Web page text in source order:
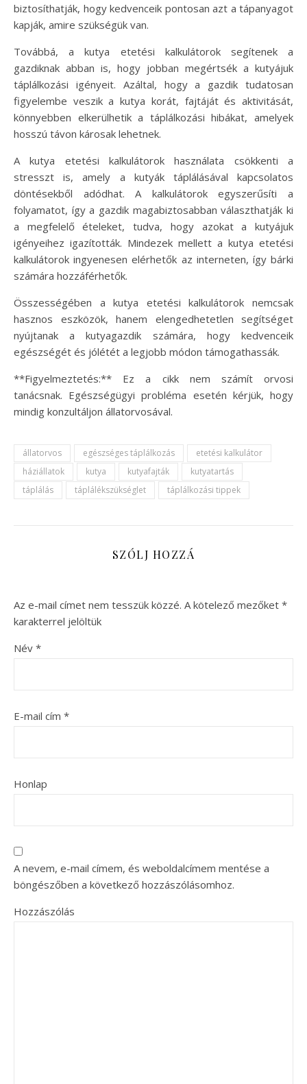
biztosíthatják, hogy kedvenceik pontosan azt a tápanyagot
kapják, amire szükségük van.
Továbbá, a kutya etetési kalkulátorok segítenek a
gazdiknak abban is, hogy jobban megértsék a kutyájuk
táplálkozási igényeit. Azáltal, hogy a gazdik tudatosan
figyelembe veszik a kutya korát, fajtáját és aktivitását,
könnyebben elkerülhetik a táplálkozási hibákat, amelyek
hosszú távon károsak lehetnek.
A kutya etetési kalkulátorok használata csökkenti a
stresszt is, amely a kutyák táplálásával kapcsolatos
döntésekből adódhat. A kalkulátorok egyszerűsíti a
folyamatot, így a gazdik magabiztosabban választhatják ki
a megfelelő ételeket, tudva, hogy azokat a kutyájuk
igényeihez igazították. Mindezek mellett a kutya etetési
kalkulátorok ingyenesen elérhetők az interneten, így bárki
számára hozzáférhetők.
Összességében a kutya etetési kalkulátorok nemcsak
hasznos eszközök, hanem elengedhetetlen segítséget
nyújtanak a kutyagazdik számára, hogy kedvenceik
egészségét és jólétét a legjobb módon támogathassák.
**Figyelmeztetés:** Ez a cikk nem számít orvosi
tanácsnak. Egészségügyi probléma esetén kérjük, hogy
mindig konzultáljon állatorvosával.
állatorvos egészséges táplálkozás
etetési kalkulátor
háziállatok
kutya kutyafajták
kutyatartás
táplálás
táplálékszükséglet táplálkozási tippek
SZÓLJ HOZZÁ
Az e-mail címet nem tesszük közzé. A kötelező mezőket *
karakterrel jelöltük
Név *
E-mail cím *
Honlap
A nevem, e-mail címem, és weboldalcímem mentése a
böngészőben a következő hozzászólásomhoz.
Hozzászólás